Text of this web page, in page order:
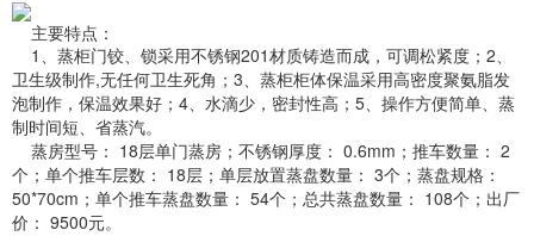
主要特点：
1、蒸柜门铰、锁采用不锈钢201材质铸造而成，可调松紧度； 2、
卫生级制作,无任何卫生死角； 3、蒸柜柜体保温采用高密度聚氨脂发
泡制作，保温效果好； 4、水滴少，密封性高； 5、操作方便简单、蒸
制时间短、省蒸汽。
蒸房型号： 18层单门蒸房； 不锈钢厚度： 0.6mm； 推车数量： 2
个； 单个推车层数： 18层； 单层放置蒸盘数量： 3个； 蒸盘规格：
50*70cm； 单个推车蒸盘数量： 54个； 总共蒸盘数量： 108个； 出厂
价： 9500元。